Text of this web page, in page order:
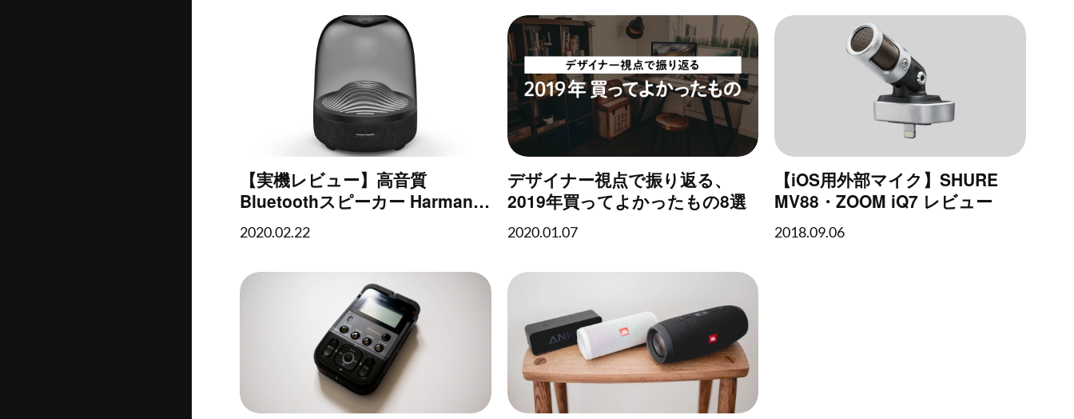
【実機レビュー】高音質
Bluetoothスピーカー Harman
Kardon "AURA STUDIO 3" の魅
力（ハーマンカードン）
2020.02.22
デザイナー視点で振り返る、
2019年買ってよかったもの8選
2020.01.07
【iOS用外部マイク】SHURE
MV88・ZOOM iQ7 レビュー
2018.09.06